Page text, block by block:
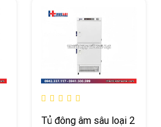
Tủ đông âm sâu loại 2